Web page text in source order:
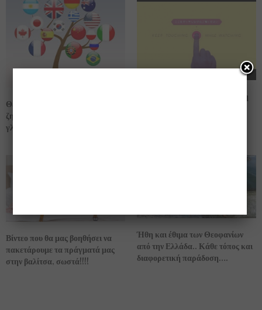
Θέλεις μπύρα; κοίτα πως θα την
ζητήσεις σε διάφορα κράτη -στην
γλώσσα τους- (Infographic).
Βάλε το δάχτυλό σου στην οθόνη
Βίντεο που θα μας βοηθήσει να
πακετάρουμε τα πράγματά μας
στην βαλίτσα, σωστά!!!!
Ήθη και έθιμα των Θεοφανίων
από την Ελλάδα.. Κάθε τόπος και
διαφορετική παράδοση….